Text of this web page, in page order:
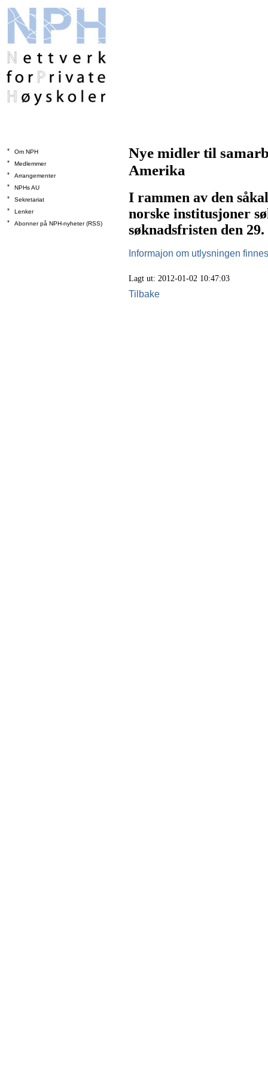
*
Om NPH
*
Medlemmer
*
Arrangementer
*
NPHs AU
*
Sekretariat
*
Lenker
*
Abonner på NPH-nyheter (RSS)
Nye midler til
Amerika
I rammen av den
norske institusjoner
søknadsfristen den
Informajon om utlysningen
Lagt ut: 2012-01-02 10:47:03
Tilbake